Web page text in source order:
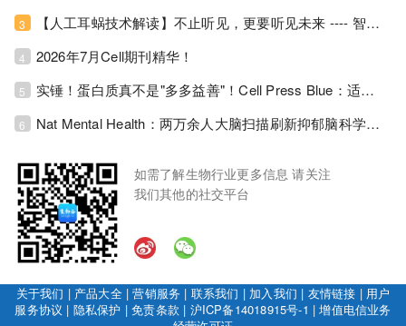
3 【人工耳蜗技术解读】不止听见，更要听见未来 ---- 智能耳蜗，开启人工耳蜗技术新纪元！
4 2026年7月Cell期刊精华！
5 实锤！蛋白质真不是"多多益善"！Cell Press Blue：适度限蛋白，反而拉长健康寿命！
6 Nat Mental Health：两万余人大脑扫描刷新抑郁脑科学认知！抑郁不只是情绪病，视觉、运动脑区同步受损！
如需了解生物行业更多信息 请关注
我们其他的社交平台
关于我们 | 产品大全|营销服务 | 联系我们 | 加入我们 | 友情链接 | 用户
服务协议 | 隐私保护 |免责条款 | 沪ICP备14018915号-1 |增值电信业务